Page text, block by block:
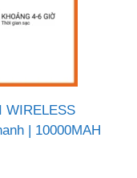
WIRELESS
| 10000MAH